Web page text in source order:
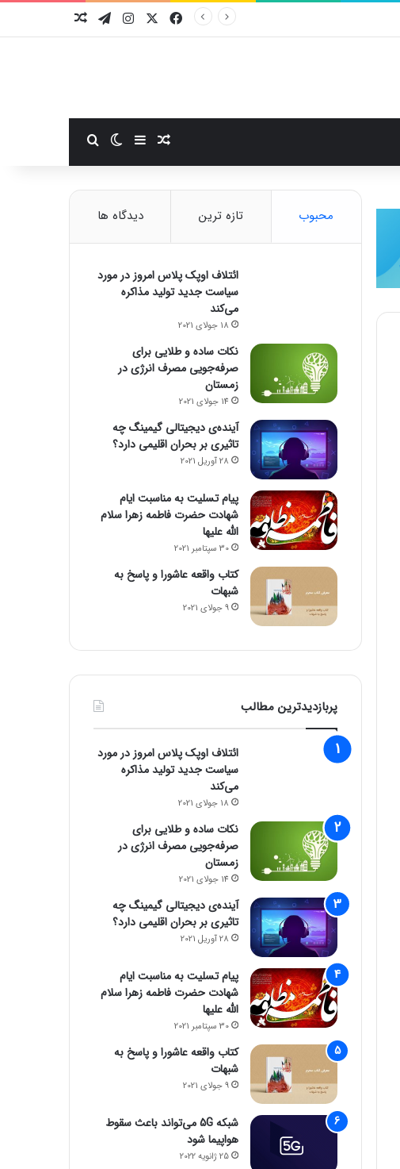
فیسبوکایکس اینستاگرام
تلگرام
نوشته تصادفی
سایدبارتغییر پوسته
محبوب تازه ترین دیدگاه ها
ائتلاف اوپک پلاس امروز در مورد
سیاست جدید تولید مذاکره
می‌کند
18 جولای 2021
نکات ساده و طلایی برای
صرفه‌جویی مصرف انرژی در
زمستان
14 جولای 2021
آینده‌ی دیجیتالی گیمینگ چه
تاثیری بر بحران اقلیمی دارد؟
28 آوریل 2021
پیام تسلیت به مناسبت ایام
شهادت حضرت فاطمه زهرا سلام
الله علیها
30 سپتامبر 2021
کتاب واقعه عاشورا و پاسخ به
شبهات
9 جولای 2021
پربازدیدترین مطالب
ائتلاف اوپک پلاس امروز در مورد
سیاست جدید تولید مذاکره
می‌کند
18 جولای 2021
نکات ساده و طلایی برای
صرفه‌جویی مصرف انرژی در
زمستان
14 جولای 2021
آینده‌ی دیجیتالی گیمینگ چه
تاثیری بر بحران اقلیمی دارد؟
28 آوریل 2021
پیام تسلیت به مناسبت ایام
شهادت حضرت فاطمه زهرا سلام
الله علیها
30 سپتامبر 2021
کتاب واقعه عاشورا و پاسخ به
شبهات
9 جولای 2021
شبکه 5G می‌تواند باعث سقوط
هواپیما شود
25 ژانویه 2022